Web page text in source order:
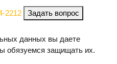
2212 Задать вопрос
данных вы даете
обязуемся защищать их.